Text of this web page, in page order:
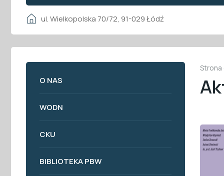
ul. Wielkopolska 70/72, 91-029 Łódź
O NAS
WODN
CKU
BIBLIOTEKA PBW
Strona